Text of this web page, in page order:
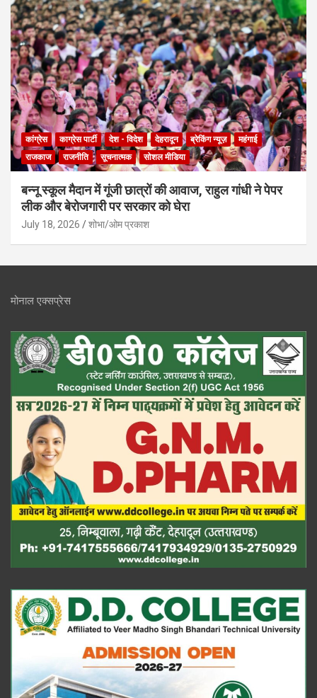
कांग्रेस काग्रेस पार्टी देश - विदेश देहरादून ब्रेकिंग न्यूज़
महंगाई
राजकाज
राजनीति सूचनात्मक सोशल मीडिया
बन्नू स्कूल मैदान में गूंजी छात्रों की आवाज, राहुल गांधी ने पेपर
लीक और बेरोजगारी पर सरकार को घेरा
July 18, 2026 शोभा/ओम प्रकाश
मोनाल एक्सप्रेस